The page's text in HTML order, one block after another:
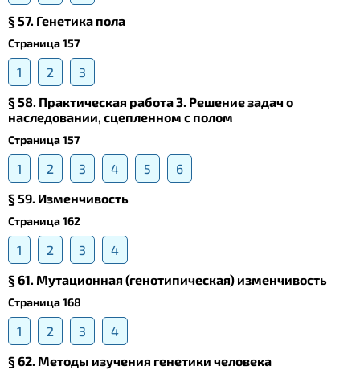
§ 57. Генетика пола
Страница 157
1 2
3
§ 58. Практическая работа 3. Решение задач о
наследовании, сцепленном с полом
Страница 157
1 2 3 4 5
6
§ 59. Изменчивость
Страница 162
1 2 3
4
§ 61. Мутационная (генотипическая) изменчивость
Страница 168
1 2 3
4
§ 62. Методы изучения генетики человека